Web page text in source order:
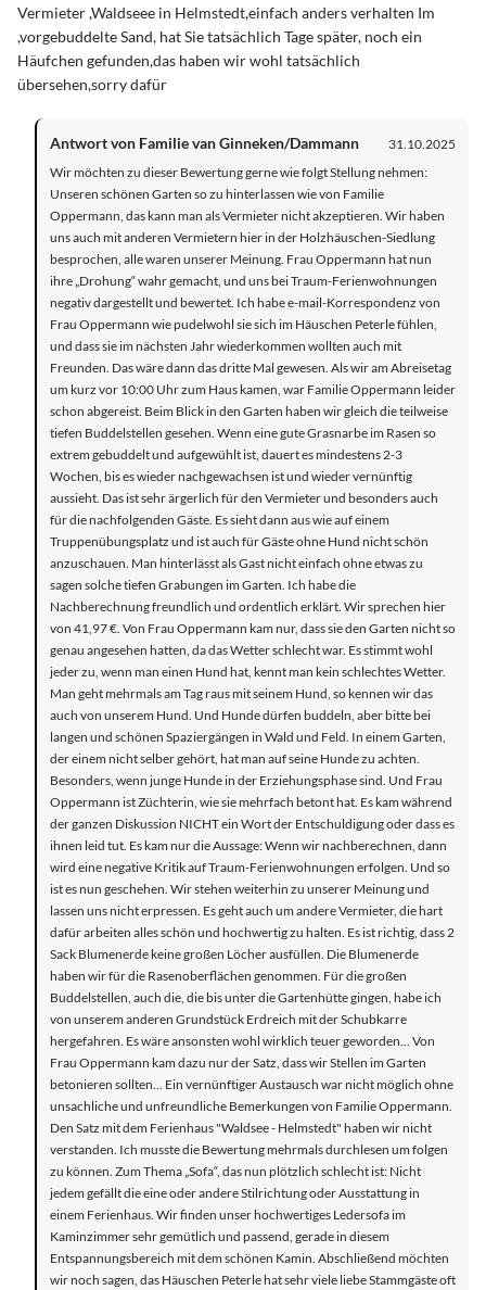
Vermieter ,Waldseee in Helmstedt,einfach anders verhalten Im
,vorgebuddelte Sand, hat Sie tatsächlich Tage später, noch ein
Häufchen gefunden,das haben wir wohl tatsächlich
übersehen,sorry dafür
Antwort von Familie van Ginneken/Dammann
31.10.2025
Wir möchten zu dieser Bewertung gerne wie folgt Stellung nehmen:
Unseren schönen Garten so zu hinterlassen wie von Familie
Oppermann, das kann man als Vermieter nicht akzeptieren. Wir haben
uns auch mit anderen Vermietern hier in der Holzhäuschen-Siedlung
besprochen, alle waren unserer Meinung. Frau Oppermann hat nun
ihre „Drohung“ wahr gemacht, und uns bei Traum-Ferienwohnungen
negativ dargestellt und bewertet. Ich habe e-mail-Korrespondenz von
Frau Oppermann wie pudelwohl sie sich im Häuschen Peterle fühlen,
und dass sie im nächsten Jahr wiederkommen wollten auch mit
Freunden. Das wäre dann das dritte Mal gewesen. Als wir am Abreisetag
um kurz vor 10:00 Uhr zum Haus kamen, war Familie Oppermann leider
schon abgereist. Beim Blick in den Garten haben wir gleich die teilweise
tiefen Buddelstellen gesehen. Wenn eine gute Grasnarbe im Rasen so
extrem gebuddelt und aufgewühlt ist, dauert es mindestens 2-3
Wochen, bis es wieder nachgewachsen ist und wieder vernünftig
aussieht. Das ist sehr ärgerlich für den Vermieter und besonders auch
für die nachfolgenden Gäste. Es sieht dann aus wie auf einem
Truppenübungsplatz und ist auch für Gäste ohne Hund nicht schön
anzuschauen. Man hinterlässt als Gast nicht einfach ohne etwas zu
sagen solche tiefen Grabungen im Garten. Ich habe die
Nachberechnung freundlich und ordentlich erklärt. Wir sprechen hier
von 41,97 €. Von Frau Oppermann kam nur, dass sie den Garten nicht so
genau angesehen hatten, da das Wetter schlecht war. Es stimmt wohl
jeder zu, wenn man einen Hund hat, kennt man kein schlechtes Wetter.
Man geht mehrmals am Tag raus mit seinem Hund, so kennen wir das
auch von unserem Hund. Und Hunde dürfen buddeln, aber bitte bei
langen und schönen Spaziergängen in Wald und Feld. In einem Garten,
der einem nicht selber gehört, hat man auf seine Hunde zu achten.
Besonders, wenn junge Hunde in der Erziehungsphase sind. Und Frau
Oppermann ist Züchterin, wie sie mehrfach betont hat. Es kam während
der ganzen Diskussion NICHT ein Wort der Entschuldigung oder dass es
ihnen leid tut. Es kam nur die Aussage: Wenn wir nachberechnen, dann
wird eine negative Kritik auf Traum-Ferienwohnungen erfolgen. Und so
ist es nun geschehen. Wir stehen weiterhin zu unserer Meinung und
lassen uns nicht erpressen. Es geht auch um andere Vermieter, die hart
dafür arbeiten alles schön und hochwertig zu halten. Es ist richtig, dass 2
Sack Blumenerde keine großen Löcher ausfüllen. Die Blumenerde
haben wir für die Rasenoberflächen genommen. Für die großen
Buddelstellen, auch die, die bis unter die Gartenhütte gingen, habe ich
von unserem anderen Grundstück Erdreich mit der Schubkarre
hergefahren. Es wäre ansonsten wohl wirklich teuer geworden... Von
Frau Oppermann kam dazu nur der Satz, dass wir Stellen im Garten
betonieren sollten... Ein vernünftiger Austausch war nicht möglich ohne
unsachliche und unfreundliche Bemerkungen von Familie Oppermann.
Den Satz mit dem Ferienhaus "Waldsee - Helmstedt" haben wir nicht
verstanden. Ich musste die Bewertung mehrmals durchlesen um folgen
zu können. Zum Thema „Sofa“, das nun plötzlich schlecht ist: Nicht
jedem gefällt die eine oder andere Stilrichtung oder Ausstattung in
einem Ferienhaus. Wir finden unser hochwertiges Ledersofa im
Kaminzimmer sehr gemütlich und passend, gerade in diesem
Entspannungsbereich mit dem schönen Kamin. Abschließend möchten
wir noch sagen, das Häuschen Peterle hat sehr viele liebe Stammgäste oft